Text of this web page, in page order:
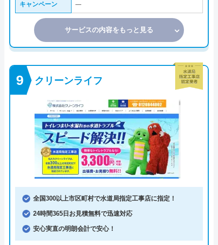
キャンペーン ―
サービスの内容をもっと見る
クリーンライフ
全国300以上市区町村で水道局指定工事店に指定！
24時間365日お見積無料で迅速対応
安心実直の明朗会計で安心！